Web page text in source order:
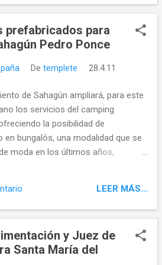
Santa.
prefabricados para
Pedro Ponce
De templete 28.4.11
de Sahagún ampliará, para este
los servicios del camping
la posibilidad de
en bungalós, una modalidad que se
moda en los últimos años,
turismo ya que actualmente en el
se permiten acampadas en tienda,
con carácter urgente las bases y
cláusulas por las que se regirá el
LEER MÁS...
y Juez de
Santa María del